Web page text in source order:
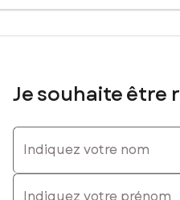
Avec
: www.georisques.gouv.fr
- EI - Agent commercial
Je souhaite être
Indiquez votre nom
Indiquez votre prénom